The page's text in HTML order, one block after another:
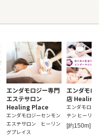
エンダモロジー専門
エステサロン
Healing Place
エンダモロジーセンモン
エステサロン ヒーリン
グプレイス
エンダモロ
店
エンダモロジ
テン ヒーリン
[約150m]